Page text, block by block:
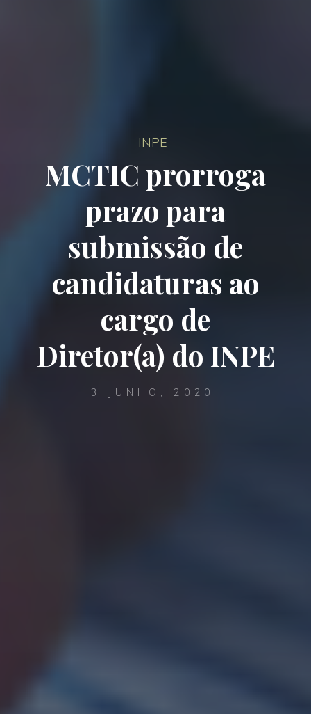
INPE
MCTIC prorroga
prazo para
submissão de
candidaturas ao
cargo de
Diretor(a) do INPE
3 JUNHO, 2020